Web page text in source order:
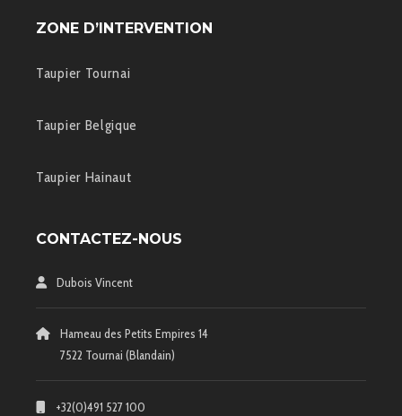
ZONE D’INTERVENTION
Taupier Tournai
Taupier Belgique
Taupier Hainaut
CONTACTEZ-NOUS
Dubois Vincent
Hameau des Petits Empires 14
7522 Tournai (Blandain)
+32(0)491 527 100